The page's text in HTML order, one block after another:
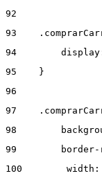
92
93
94
95
    }
96
97
98
99
100